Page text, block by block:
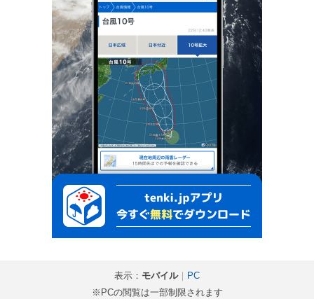
表示： モバイル｜
PC
※PCの閲覧は一部制限されます